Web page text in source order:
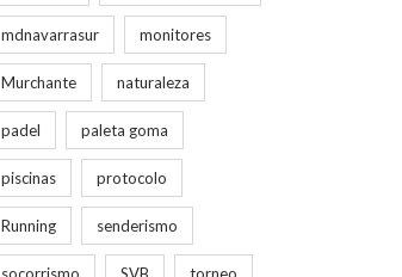
mdnavarrasur monitores
Murchante naturaleza
padel paleta goma
piscinas protocolo
Running senderismo